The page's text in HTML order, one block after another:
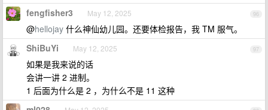
96
fengfisher3 May 12, 2025
@hellojay 什么神仙幼儿园。还要体检报告，我 TM 服气。
97
ShiBuYi May 12, 2025
如果是我来说的话
会讲一讲 2 进制。
1 后面为什么是 2 ，为什么不是 11 这种